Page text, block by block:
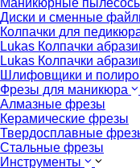
Маникюрные
Диски и сменные
Колпачки для
Lukas Колпачки
Lukas Колпачки
Шлифовщики и
Фрезы для маникюра
Алмазные фрезы
Керамические фрезы
Твердосплавные
Стальные фрезы
Инструменты